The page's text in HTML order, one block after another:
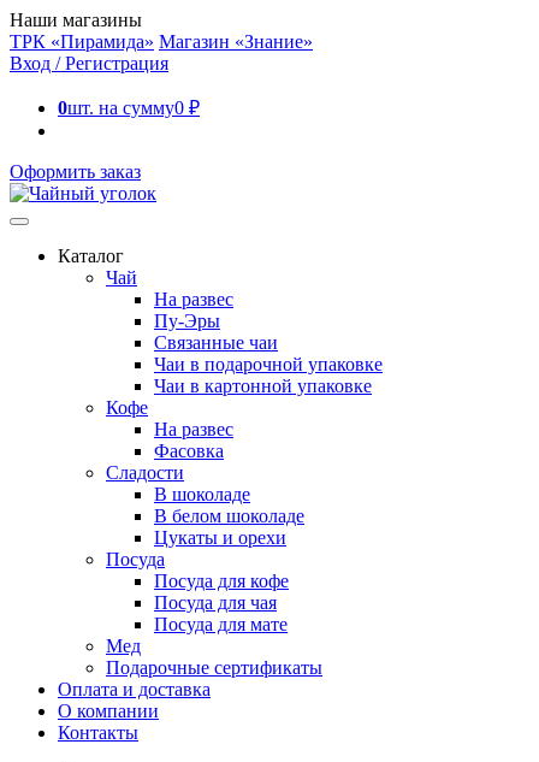
Наши магазины
ТРК «Пирамида» Магазин «Знание»
Вход / Регистрация
0шт. на сумму0 ₽
Оформить заказ
Каталог
Чай
На развес
Пу-Эры
Связанные чаи
Чаи в подарочной упаковке
Чаи в картонной упаковке
Кофе
На развес
Фасовка
Сладости
В шоколаде
В белом шоколаде
Цукаты и орехи
Посуда
Посуда для кофе
Посуда для чая
Посуда для мате
Мед
Подарочные сертификаты
Оплата и доставка
О компании
Контакты